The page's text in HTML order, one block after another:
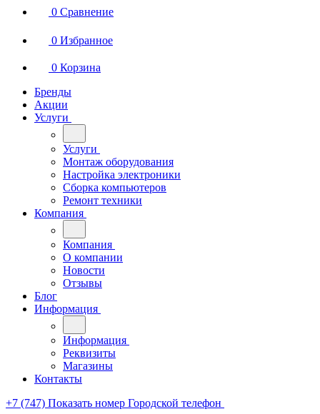
0 Сравнение
0 Избранное
0 Корзина
Бренды
Акции
Услуги
Услуги
Монтаж оборудования
Настройка электроники
Сборка компьютеров
Ремонт техники
Компания
Компания
О компании
Новости
Отзывы
Блог
Информация
Информация
Реквизиты
Магазины
Контакты
+7 (747) Показать номер Городской телефон